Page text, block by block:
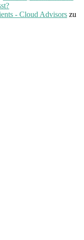
- Cloud Advisors zu